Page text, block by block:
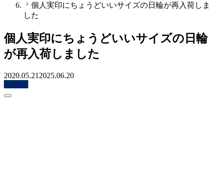
個人実印にちょうどいいサイズの日輪が再入荷しま
した
個人実印にちょうどいいサイズの日輪
が再入荷しました
2020.05.21 2025.06.20
IVORY